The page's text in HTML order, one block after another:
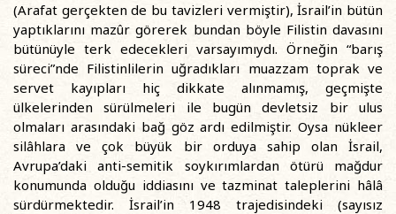
(Arafat gerçekten de bu tavizleri vermiştir), İsrail’in bütün
yaptıklarını mazûr görerek bundan böyle Filistin davasını
bütünüyle terk edecekleri varsayımıydı. Örneğin “barış
süreci”nde Filistinlilerin uğradıkları muazzam toprak ve
servet kayıpları hiç dikkate alınmamış, geçmişte
ülkelerinden sürülmeleri ile bugün devletsiz bir ulus
olmaları arasındaki bağ göz ardı edilmiştir. Oysa nükleer
silâhlara ve çok büyük bir orduya sahip olan İsrail,
Avrupa’daki anti-semitik soykırımlardan ötürü mağdur
konumunda olduğu iddiasını ve tazminat taleplerini hâlâ
sürdürmektedir. İsrail’in 1948 trajedisindeki (sayısız